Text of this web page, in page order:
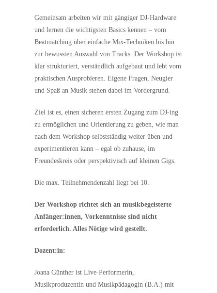
Gemeinsam arbeiten wir mit gängiger DJ-Hardware
und lernen die wichtigsten Basics kennen – vom
Beatmatching über einfache Mix-Techniken bis hin
zur bewussten Auswahl von Tracks. Der Workshop ist
klar strukturiert, verständlich aufgebaut und lebt vom
praktischen Ausprobieren. Eigene Fragen, Neugier
und Spaß an Musik stehen dabei im Vordergrund.
Ziel ist es, einen sicheren ersten Zugang zum DJ-ing
zu ermöglichen und Orientierung zu geben, wie man
nach dem Workshop selbstständig weiter üben und
experimentieren kann – egal ob zuhause, im
Freundeskreis oder perspektivisch auf kleinen Gigs.
Die max. Teilnehmendenzahl liegt bei 10.
Der Workshop richtet sich an musikbegeisterte
Anfänger:innen, Vorkenntnisse sind nicht
erforderlich. Alles Nötige wird gestellt.
Dozent:in:
Joana Günther ist Live-Performerin,
Musikproduzentin und Musikpädagogin (B.A.) mit